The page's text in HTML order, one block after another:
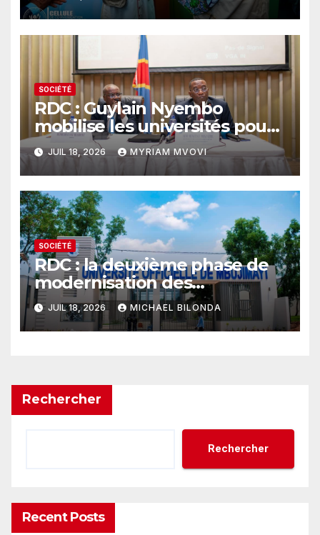
et renforce son
fonctionnement
SOCIÉTÉ
RDC : Guylain Nyembo
mobilise les universités pour
faire du RGPH-2 un levier de
développement
JUIL 18, 2026 MYRIAM MVOVI
SOCIÉTÉ
RDC : la deuxième phase de
modernisation des
infrastructures universitaires
est lancée – UOM
JUIL 18, 2026 MICHAEL BILONDA
Rechercher
Rechercher
Recent Posts